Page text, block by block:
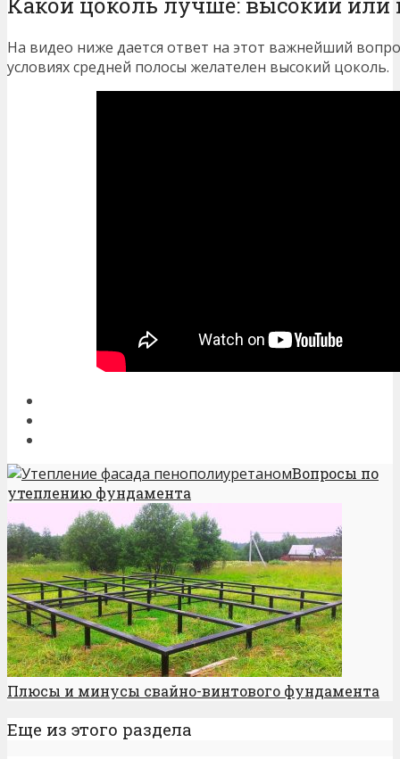
На видео ниже дается ответ на этот важнейший
условиях средней полосы желателен высокий цоколь.
Вопросы по
утеплению фундамента
Плюсы и минусы свайно-винтового фундамента
Еще из этого раздела